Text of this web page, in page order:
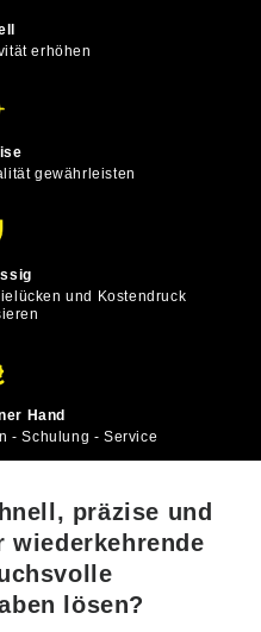
erhöhen
gewährleisten
und Kostendruck
Hand
- Schulung - Service
präzise und
wiederkehrende
lösen?